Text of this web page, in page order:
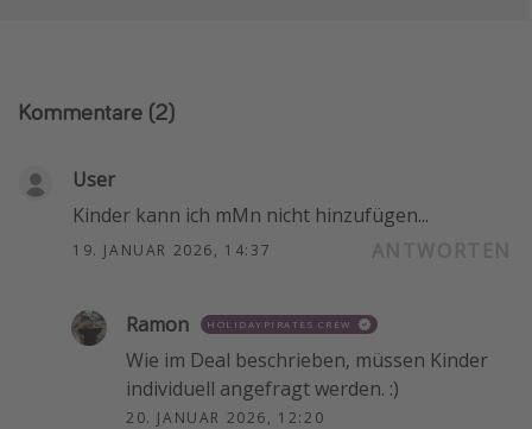
Kommentare (2)
User
Kinder kann ich mMn nicht hinzufügen...
19. JANUAR 2026, 14:37
Ramon HOLIDAYPIRATES CREW
Wie im Deal beschrieben, müssen Kinder
individuell angefragt werden. :)
20. JANUAR 2026, 12:20